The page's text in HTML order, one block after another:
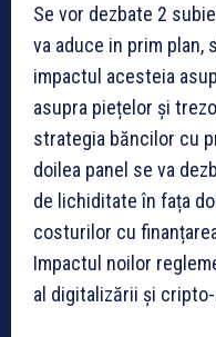
Se vor dezbate 2
va aduce in prim plan,
impactul acesteia
asupra piețelor și
strategia băncilor cu
doilea panel se va
de lichiditate în fața
costurilor cu
Impactul noilor
al digitalizării și